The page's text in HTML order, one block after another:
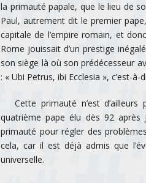
la primauté papale, que le lieu de
Paul, autrement dit le premier
capitale de l’empire romain, et
Rome jouissait d’un prestige
son siège là où son prédécesseur
: « Ubi Petrus, ibi Ecclesia », c’est-
Cette primauté n’est d’ailleurs
quatrième pape élu dès 92 après
primauté pour régler des
cela, car il est déjà admis que
universelle.